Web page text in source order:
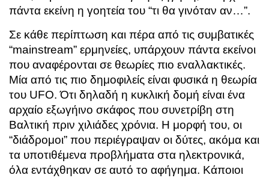
πάντα εκείνη η γοητεία του “τι θα γινόταν αν…”.
Σε κάθε περίπτωση και πέρα από τις συμβατικές
“mainstream” ερμηνείες, υπάρχουν πάντα εκείνοι
που αναφέρονται σε θεωρίες πιο εναλλακτικές.
Μία από τις πιο δημοφιλείς είναι φυσικά η θεωρία
του UFO. Ότι δηλαδή η κυκλική δομή είναι ένα
αρχαίο εξωγήινο σκάφος που συνετρίβη στη
Βαλτική πριν χιλιάδες χρόνια. Η μορφή του, οι
“διάδρομοι” που περιέγραψαν οι δύτες, ακόμα και
τα υποτιθέμενα προβλήματα στα ηλεκτρονικά,
όλα εντάχθηκαν σε αυτό το αφήγημα. Κάποιοι